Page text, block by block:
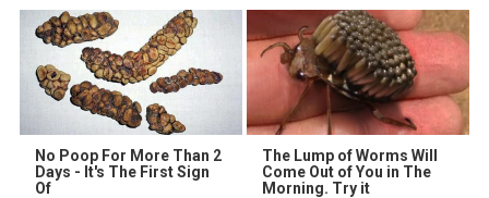
No Poop For More Than 2
Days - It's The First Sign
Of
The Lump of Worms Will
Come Out of You in The
Morning. Try it